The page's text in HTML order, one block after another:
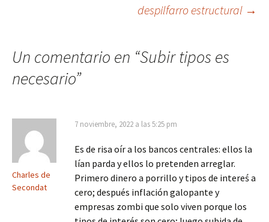
despilfarro estructural →
Un comentario en “Subir tipos es
necesario”
Charles de
Secondat
7 noviembre, 2022 a las 5:25 pm
Es de risa oír a los bancos centrales: ellos la
lían parda y ellos lo pretenden arreglar.
Primero dinero a porrillo y tipos de intereś a
cero; después inflación galopante y
empresas zombi que solo viven porque los